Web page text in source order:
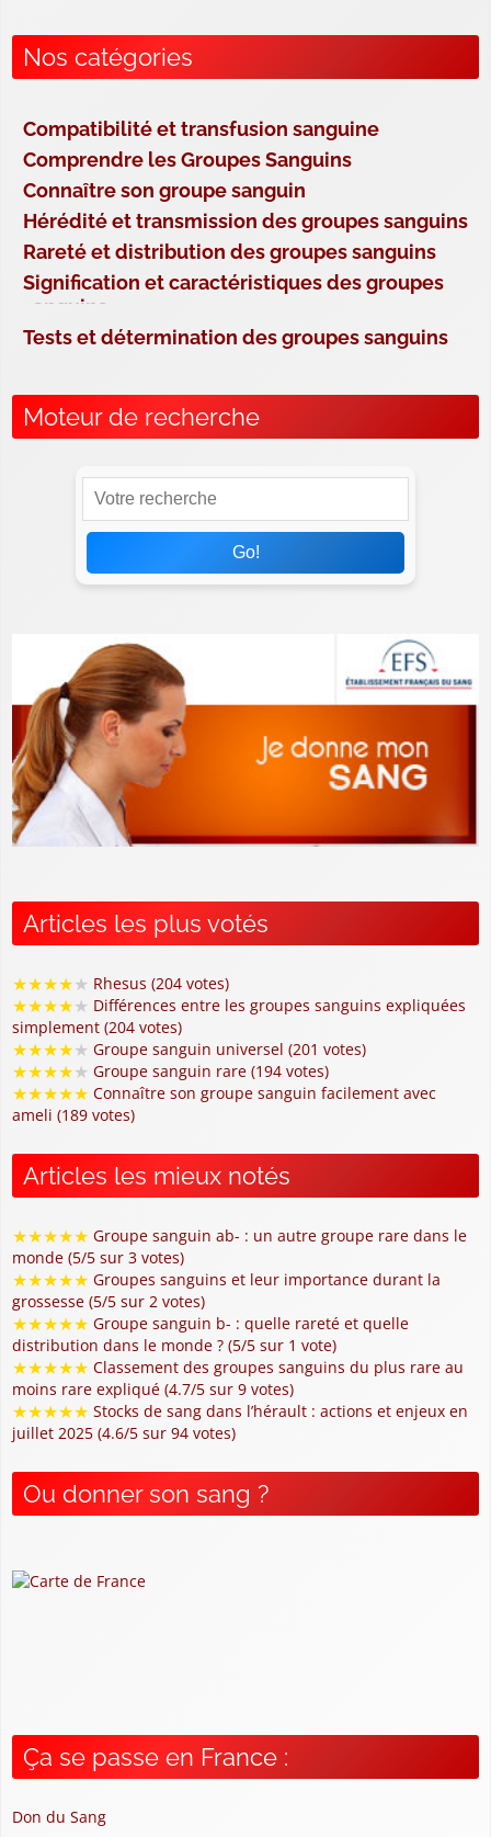
Nos catégories
Compatibilité et transfusion sanguine
Comprendre les Groupes Sanguins
Connaître son groupe sanguin
Hérédité et transmission des groupes sanguins
Rareté et distribution des groupes sanguins
Signification et caractéristiques des groupes
sanguins
Tests et détermination des groupes sanguins
Moteur de recherche
Go!
Articles les plus votés
★★★★★ Rhesus (204 votes)
★★★★★ Différences entre les groupes sanguins expliquées
simplement (204 votes)
★★★★★ Groupe sanguin universel (201 votes)
★★★★★ Groupe sanguin rare (194 votes)
★★★★★ Connaître son groupe sanguin facilement avec
ameli (189 votes)
Articles les mieux notés
★★★★★ Groupe sanguin ab- : un autre groupe rare dans le
monde (5/5 sur 3 votes)
★★★★★ Groupes sanguins et leur importance durant la
grossesse (5/5 sur 2 votes)
★★★★★ Groupe sanguin b- : quelle rareté et quelle
distribution dans le monde ? (5/5 sur 1 vote)
★★★★★ Classement des groupes sanguins du plus rare au
moins rare expliqué (4.7/5 sur 9 votes)
★★★★★ Stocks de sang dans l’hérault : actions et enjeux en
juillet 2025 (4.6/5 sur 94 votes)
Ou donner son sang ?
Ça se passe en France :
Don du Sang